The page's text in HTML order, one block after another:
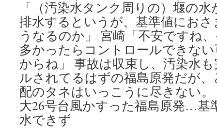
次
郎
氏
と
の“連
携”も
否
定
via
msn.
産
経
「（汚染水タンク周りの）堰の
排水するというが、基準値にお
うなるのか」 宮崎「不安ですね
多かったらコントロールできな
からね」 事故は収束し、汚染水
ルされてるはずの福島原発だが
配のタネはいっこうに尽きない
大26号台風かすった福島原発…基
水できず